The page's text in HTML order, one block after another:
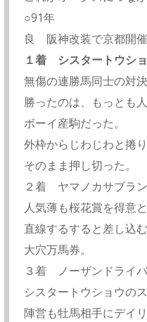
○91年
良 阪神改装で京都開催
１着 シスタートウシ
無傷の連勝馬同士の対
勝ったのは、もっとも
ボーイ産駒だった。
外枠からじわじわと捲
そのまま押し切った。
２着 ヤマノカサブラ
人気薄も桜花賞を得意
直線するすると差し込む
大穴万馬券。
３着 ノーザンドライ
シスタートウショウの
陣営も牡馬相手にデイ